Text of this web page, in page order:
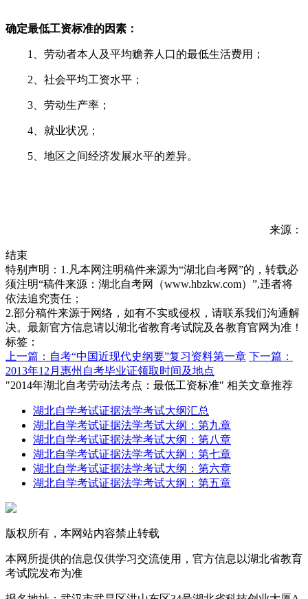
确定最低工资标准的因素：
1、劳动者本人及平均赡养人口的最低生活费用；
2、社会平均工资水平；
3、劳动生产率；
4、就业状况；
5、地区之间经济发展水平的差异。
来源：
结束
特别声明：1.凡本网注明稿件来源为“湖北自考网”的，转载必
须注明“稿件来源：湖北自考网（www.hbzkw.com）”,违者将
依法追究责任；
2.部分稿件来源于网络，如有不实或侵权，请联系我们沟通解
决。最新官方信息请以湖北省教育考试院及各教育官网为准！
标签：
上一篇：自考“中国近现代史纲要”复习资料第一章 下一篇：
2013年12月惠州自考毕业证领取时间及地点
"2014年湖北自考劳动法考点：最低工资标准" 相关文章推荐
湖北自学考试证据法学考试大纲汇总
湖北自学考试证据法学考试大纲：第九章
湖北自学考试证据法学考试大纲：第八章
湖北自学考试证据法学考试大纲：第七章
湖北自学考试证据法学考试大纲：第六章
湖北自学考试证据法学考试大纲：第五章
版权所有，本网站内容禁止转载
本网所提供的信息仅供学习交流使用，官方信息以湖北省教育
考试院发布为准